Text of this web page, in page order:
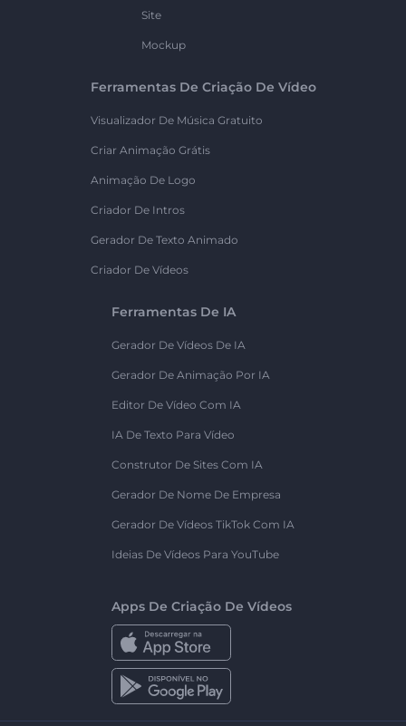
Site
Mockup
Ferramentas De Criação De Vídeo
Visualizador De Música Gratuito
Criar Animação Grátis
Animação De Logo
Criador De Intros
Gerador De Texto Animado
Criador De Vídeos
Ferramentas De IA
Gerador De Vídeos De IA
Gerador De Animação Por IA
Editor De Vídeo Com IA
IA De Texto Para Vídeo
Construtor De Sites Com IA
Gerador De Nome De Empresa
Gerador De Vídeos TikTok Com IA
Ideias De Vídeos Para YouTube
Apps De Criação De Vídeos